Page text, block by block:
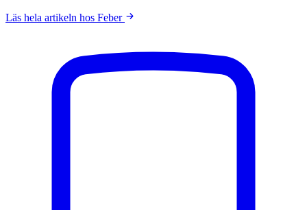
Läs hela artikeln hos Feber